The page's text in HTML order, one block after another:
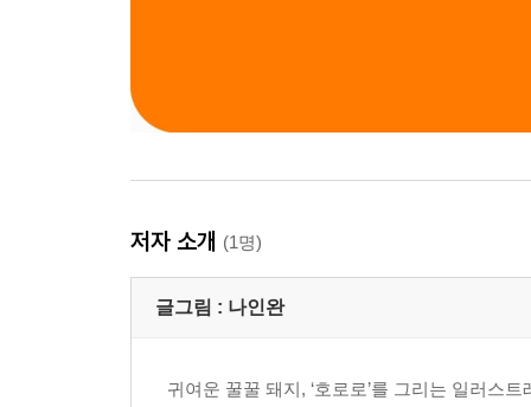
저자 소개 (1명)
글그림 : 나인완
귀여운 꿀꿀 돼지, ‘호로로’를 그리는 일러스